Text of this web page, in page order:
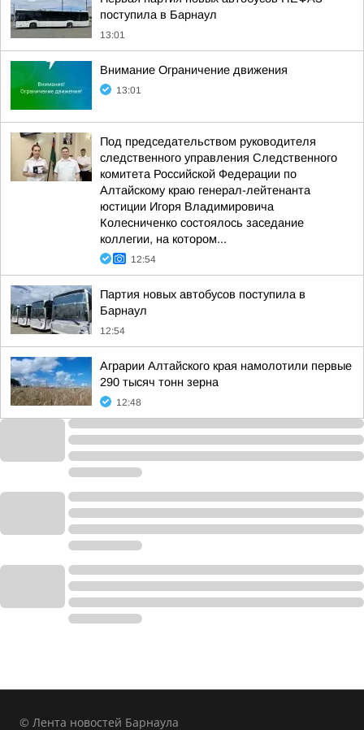
поступила в Барнаул
13:01
Внимание Ограничение движения
13:01
Под председательством руководителя
следственного управления Следственного
комитета Российской Федерации по
Алтайскому краю генерал-лейтенанта
юстиции Игоря Владимировича
Колесниченко состоялось заседание
коллегии, на котором...
12:54
Партия новых автобусов поступила в
Барнаул
12:54
Аграрии Алтайского края намолотили первые
290 тысяч тонн зерна
12:48
© Лента новостей Барнаула